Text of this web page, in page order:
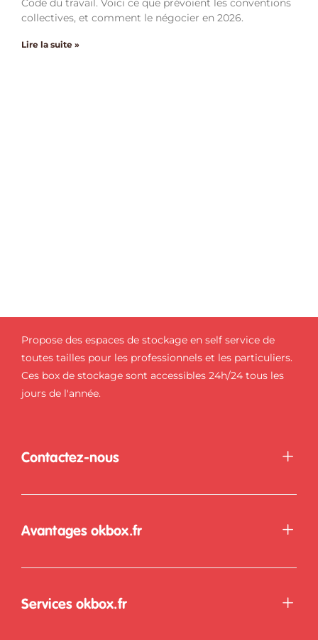
Code du travail. Voici ce que prévoient les conventions
collectives, et comment le négocier en 2026.
Lire la suite »
Propose des espaces de stockage en self service de
toutes tailles pour les professionnels et les particuliers.
Ces box de stockage sont accessibles 24h/24 tous les
jours de l'année.
Contactez-nous
Avantages okbox.fr
Services okbox.fr